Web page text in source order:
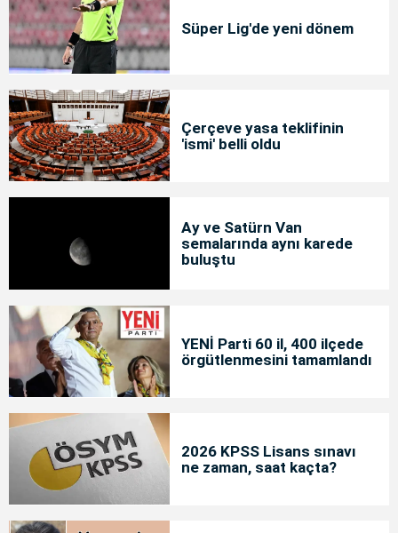
Süper Lig'de yeni dönem
Çerçeve yasa teklifinin
'ismi' belli oldu
Ay ve Satürn Van
semalarında aynı karede
buluştu
YENİ Parti 60 il, 400 ilçede
örgütlenmesini tamamlandı
2026 KPSS Lisans sınavı
ne zaman, saat kaçta?